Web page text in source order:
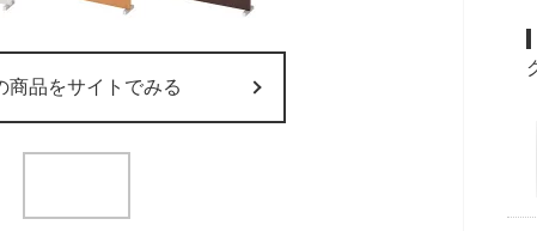
商品をサイトでみる